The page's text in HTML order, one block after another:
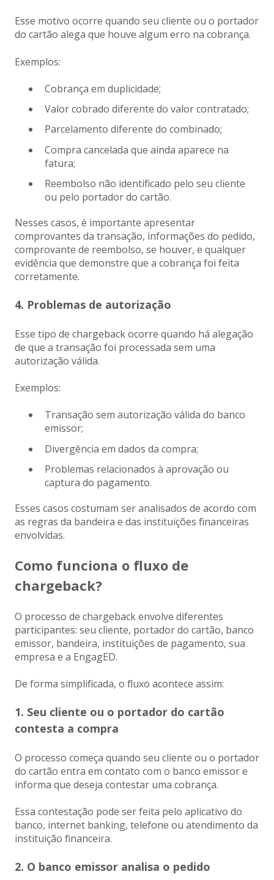
Esse motivo ocorre quando seu cliente ou o portador
do cartão alega que houve algum erro na cobrança.
Exemplos:
Cobrança em duplicidade;
Valor cobrado diferente do valor contratado;
Parcelamento diferente do combinado;
Compra cancelada que ainda aparece na
fatura;
Reembolso não identificado pelo seu cliente
ou pelo portador do cartão.
Nesses casos, é importante apresentar
comprovantes da transação, informações do pedido,
comprovante de reembolso, se houver, e qualquer
evidência que demonstre que a cobrança foi feita
corretamente.
4. Problemas de autorização
Esse tipo de chargeback ocorre quando há alegação
de que a transação foi processada sem uma
autorização válida.
Exemplos:
Transação sem autorização válida do banco
emissor;
Divergência em dados da compra;
Problemas relacionados à aprovação ou
captura do pagamento.
Esses casos costumam ser analisados de acordo com
as regras da bandeira e das instituições financeiras
envolvidas.
Como funciona o fluxo de
chargeback?
O processo de chargeback envolve diferentes
participantes: seu cliente, portador do cartão, banco
emissor, bandeira, instituições de pagamento, sua
empresa e a EngagED.
De forma simplificada, o fluxo acontece assim:
1. Seu cliente ou o portador do cartão
contesta a compra
O processo começa quando seu cliente ou o portador
do cartão entra em contato com o banco emissor e
informa que deseja contestar uma cobrança.
Essa contestação pode ser feita pelo aplicativo do
banco, internet banking, telefone ou atendimento da
instituição financeira.
2. O banco emissor analisa o pedido